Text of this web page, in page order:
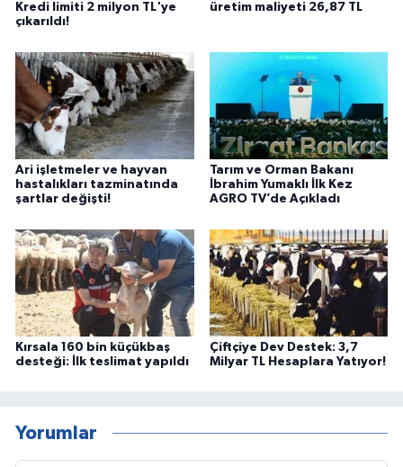
Kredi limiti 2 milyon TL'ye
çıkarıldı!
üretim maliyeti 26,87 TL
Ari işletmeler ve hayvan
hastalıkları tazminatında
şartlar değişti!
Tarım ve Orman Bakanı
İbrahim Yumaklı İlk Kez
AGRO TV’de Açıkladı
Kırsala 160 bin küçükbaş
desteği: İlk teslimat yapıldı
Çiftçiye Dev Destek: 3,7
Milyar TL Hesaplara Yatıyor!
Yorumlar